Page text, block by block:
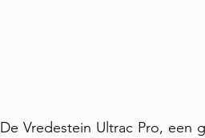
De Vredestein Ultrac Pro, een